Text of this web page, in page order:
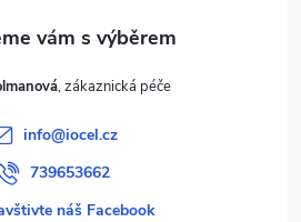
info@iocel.cz
739653662
náš Facebook